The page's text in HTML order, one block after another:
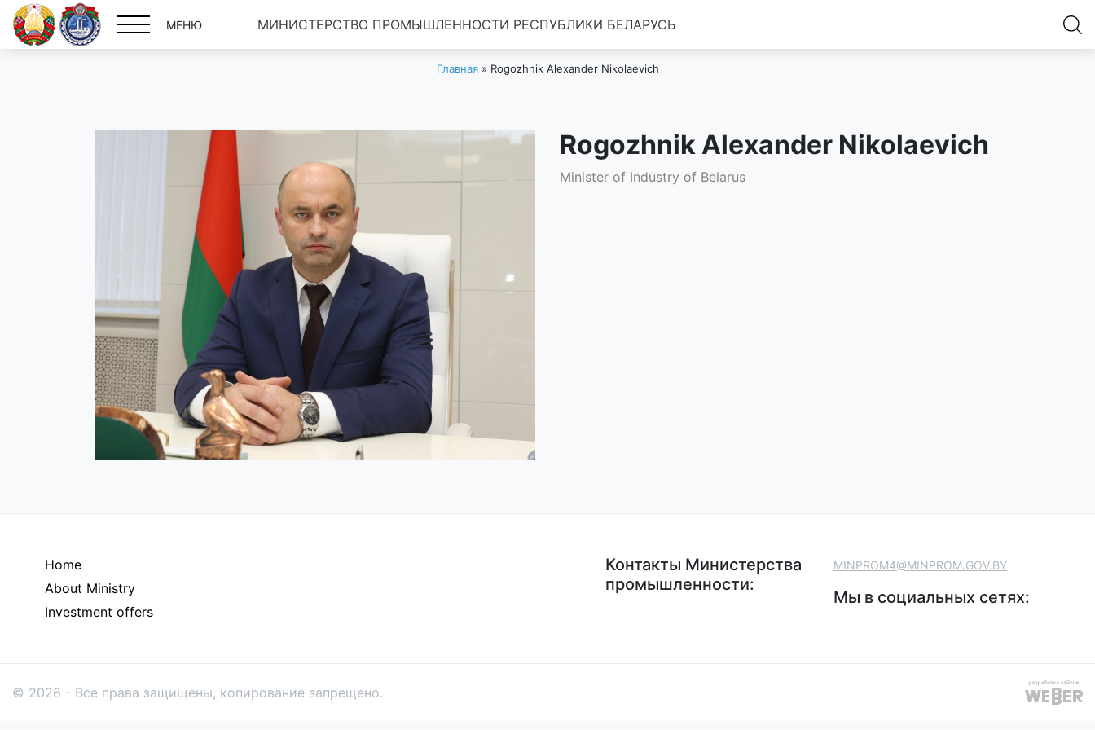
МЕНЮ МИНИСТЕРСТВО ПРОМЫШЛЕННОСТИ РЕСПУБЛИКИ БЕЛАРУСЬ
Главная» Rogozhnik Alexander Nikolaevich
Rogozhnik Alexander Nikolaevich
Minister of Industry of Belarus
Home
About Ministry
Investment offers
Контакты Министерства
промышленности:
MINPROM4@MINPROM.GOV.BY
Мы в социальных сетях:
© 2026 - Все права защищены, копирование запрещено.